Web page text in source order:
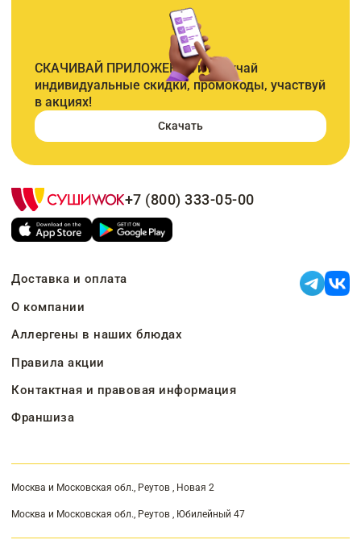
СКАЧИВАЙ ПРИЛОЖЕНИЕ и получай
индивидуальные скидки, промокоды, участвуй
в акциях!
Скачать
+7 (800) 333-05-00
Доставка и оплата
О компании
Аллергены в наших блюдах
Правила акции
Контактная и правовая информация
Франшиза
Москва и Московская обл., Реутов , Новая 2
Москва и Московская обл., Реутов , Юбилейный 47